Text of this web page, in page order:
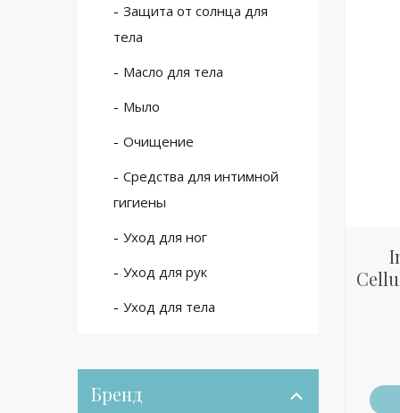
Защита от солнца для
тела
Масло для тела
Мыло
Очищение
Средства для интимной
гигиены
Уход для ног
Уход для рук
Уход для тела
Бренд